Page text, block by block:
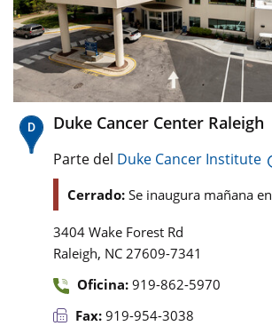
Duke Cancer Center Raleigh
Parte del Duke Cancer Institute
Cerrado: Se inaugura mañana
3404 Wake Forest Rd
Raleigh, NC 27609-7341
Oficina: 919-862-5970
Fax: 919-954-3038